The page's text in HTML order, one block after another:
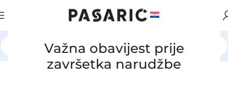
Važna obavijest prije
završetka narudžbe
AUTOMOBILI / BMW